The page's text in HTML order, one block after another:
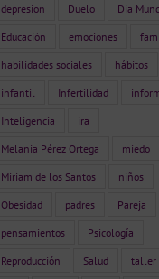
depresion Duelo Día
Educación emociones
habilidades sociales hábitos
infantil Infertilidad
Inteligencia ira
Melania Pérez Ortega miedo
Miriam de los Santos niños
Obesidad padres Pareja
pensamientos Psicología
Reproducción Salud taller